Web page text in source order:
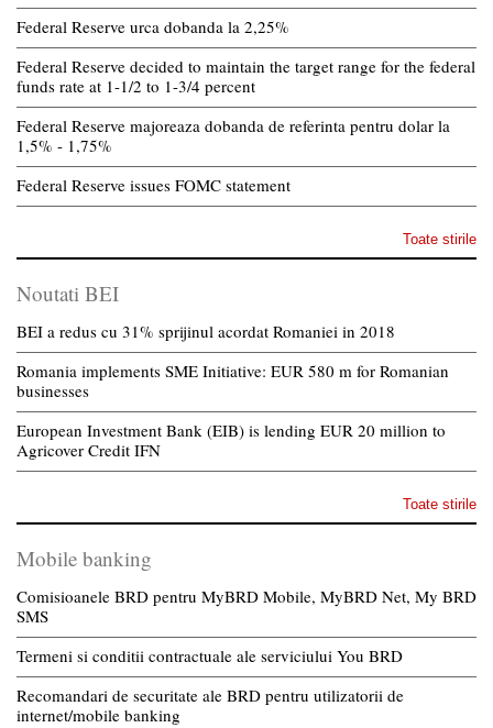
Federal Reserve urca dobanda la 2,25%
Federal Reserve decided to maintain the target range for the federal
funds rate at 1-1/2 to 1-3/4 percent
Federal Reserve majoreaza dobanda de referinta pentru dolar la
1,5% - 1,75%
Federal Reserve issues FOMC statement
Toate stirile
Noutati BEI
BEI a redus cu 31% sprijinul acordat Romaniei in 2018
Romania implements SME Initiative: EUR 580 m for Romanian
businesses
European Investment Bank (EIB) is lending EUR 20 million to
Agricover Credit IFN
Toate stirile
Mobile banking
Comisioanele BRD pentru MyBRD Mobile, MyBRD Net, My BRD
SMS
Termeni si conditii contractuale ale serviciului You BRD
Recomandari de securitate ale BRD pentru utilizatorii de
internet/mobile banking